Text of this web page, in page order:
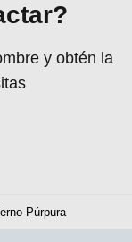
y obtén la
Púrpura